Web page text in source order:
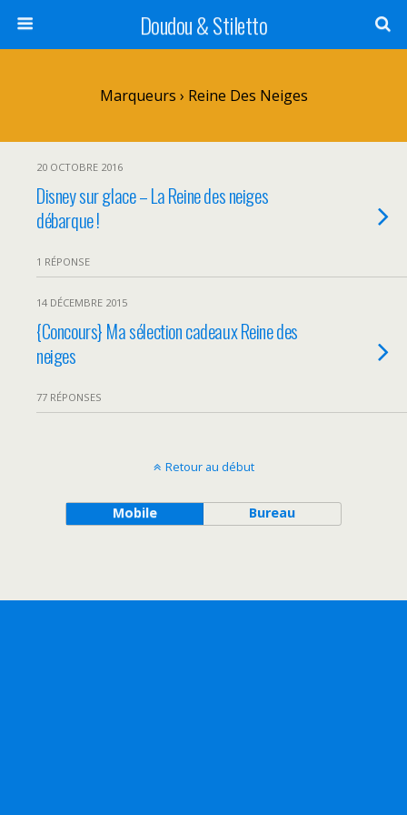
Doudou & Stiletto
Marqueurs › Reine Des Neiges
20 OCTOBRE 2016
Disney sur glace – La Reine des neiges
débarque !
1 RÉPONSE
14 DÉCEMBRE 2015
{Concours} Ma sélection cadeaux Reine des
neiges
77 RÉPONSES
Retour au début
Mobile Bureau